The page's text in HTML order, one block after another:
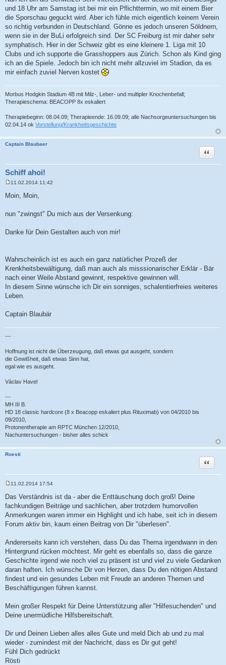
und 18 Uhr am Samstag ist bei mir ein Pflichttermin, wo mit einem Bier
die Sporschau geguckt wird. Aber ich fühle mich eigentlich keinem Verein
so richtig verbunden in Deutschland. Gönne es jedoch unseren Söldnern,
wenn sie in der BuLi erfolgreich sind. Der SC Freiburg ist mir daher sehr
symphatisch. Hier in der Schweiz gibt es eine kleinere 1. Liga mit 10
Clubs und ich supporte die Grasshoppers aus Zürich. Schon als Kind ging
ich an die Spiele. Jedoch bin ich nicht mehr allzuviel im Stadion, da es
mir einfach zuviel Nerven kostet
Morbus Hodgkin Stadium 4B mit Milz-, Leber- und multipler Knochenbefall;
Therapieschema: BEACOPP 8x eskaliert
Therapiebeginn: 08.04.09; Therapieende: 16.09.09; alle Nachsorgeuntersuchungen bis
02.04.14 ok Vorstellung/Krankheitsgeschichte
Captain Blaubaer
Schiff ahoi!
Zitat
i
a
11.02.2014 11:42
Moin, Moin,
nun "zwingst" Du mich aus der Versenkung:
Danke für Dein Gestalten auch von mir!
Wahrscheinlich ist es auch ein ganz natürlicher Prozeß der
Krenkheitsbewältigung, daß man auch als misssionarischer Erklär - Bär
nach einer Weile Abstand gewinnt, respektive gewinnen will.
In diesem Sinne wünsche ich Dir ein sonniges, schalentierfreies weiteres
Leben.
Captain Blaubär
---
Hoffnung ist nicht die Überzeugung, daß etwas gut ausgeht, sondern
die Gewißheit, daß etwas Sinn hat,
egal wie es ausgeht.
Václav Havel
---
MH III B.
HD 18 classic hardcore (8 x Beacopp eskaliert plus Rituximab) von 04/2010 bis
09/2010,
Protonentherapie am RPTC München 12/2010,
Nachuntersuchungen - bisher alles schick
Roesti
Zitat
i
t
a
g
11.02.2014 17:54
Das Verständnis ist da - aber die Enttäuschung doch groß! Deine
fachkundigen Beiträge und sachlichen, aber trotzdem humorvollen
Anmerkungen waren immer ein Highlight und ich habe, seit ich in diesem
Forum aktiv bin, kaum einen Beitrag von Dir "überlesen".
Andererseits kann ich verstehen, dass Du das Thema irgendwann in den
Hintergrund rücken möchtest. Mir geht es ebenfalls so, dass die ganze
Geschichte irgend wie noch viel zu präsent ist und viel zu viele Gedanken
daran haften. Ich wünsche Dir von Herzen, dass Du den nötigen Abstand
findest und ein gesundes Leben mit Freude an anderen Themen und
Beschäftigungen führen kannst.
Mein großer Respekt für Deine Unterstützung aller "Hilfesuchenden" und
Deine unermüdliche Hilfsbereitschaft.
Dir und Deinen Lieben alles alles Gute und meld Dich ab und zu mal
wieder - zumindest mit der Nachricht, dass es Dir gut geht!
Fühl Dich gedrückt
Rösti